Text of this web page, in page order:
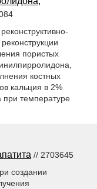
пористых
костных
кальция в 2%
при температуре
// 2703645
создании